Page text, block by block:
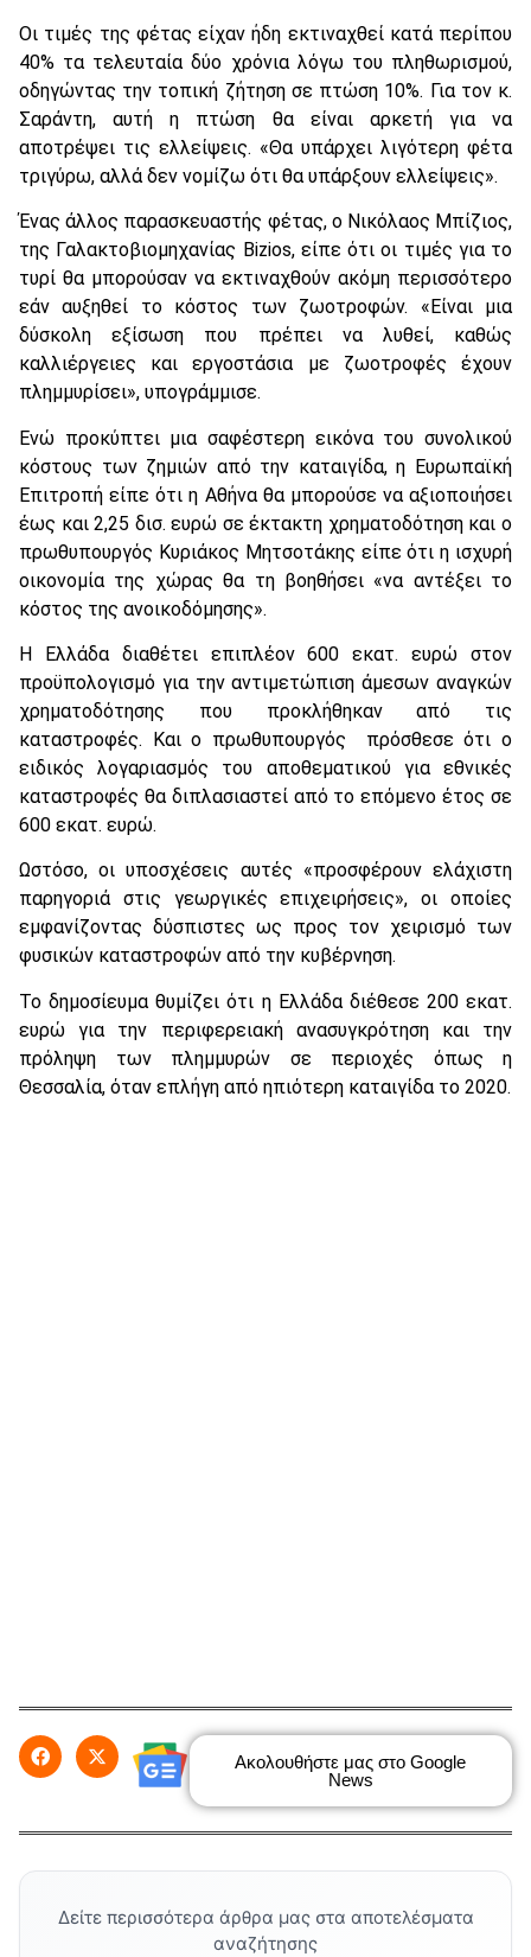
Οι τιμές της φέτας είχαν ήδη εκτιναχθεί κατά περίπου
40% τα τελευταία δύο χρόνια λόγω του πληθωρισμού,
οδηγώντας την τοπική ζήτηση σε πτώση 10%. Για τον κ.
Σαράντη, αυτή η πτώση θα είναι αρκετή για να
αποτρέψει τις ελλείψεις. «Θα υπάρχει λιγότερη φέτα
τριγύρω, αλλά δεν νομίζω ότι θα υπάρξουν ελλείψεις».
Ένας άλλος παρασκευαστής φέτας, ο Νικόλαος Μπίζιος,
της Γαλακτοβιομηχανίας Bizios, είπε ότι οι τιμές για το
τυρί θα μπορούσαν να εκτιναχθούν ακόμη περισσότερο
εάν αυξηθεί το κόστος των ζωοτροφών. «Είναι μια
δύσκολη εξίσωση που πρέπει να λυθεί, καθώς
καλλιέργειες και εργοστάσια με ζωοτροφές έχουν
πλημμυρίσει», υπογράμμισε.
Ενώ προκύπτει μια σαφέστερη εικόνα του συνολικού
κόστους των ζημιών από την καταιγίδα, η Ευρωπαϊκή
Επιτροπή είπε ότι η Αθήνα θα μπορούσε να αξιοποιήσει
έως και 2,25 δισ. ευρώ σε έκτακτη χρηματοδότηση και ο
πρωθυπουργός Κυριάκος Μητσοτάκης είπε ότι η ισχυρή
οικονομία της χώρας θα τη βοηθήσει «να αντέξει το
κόστος της ανοικοδόμησης».
Η Ελλάδα διαθέτει επιπλέον 600 εκατ. ευρώ στον
προϋπολογισμό για την αντιμετώπιση άμεσων αναγκών
χρηματοδότησης που προκλήθηκαν από τις
καταστροφές. Και ο πρωθυπουργός πρόσθεσε ότι ο
ειδικός λογαριασμός του αποθεματικού για εθνικές
καταστροφές θα διπλασιαστεί από το επόμενο έτος σε
600 εκατ. ευρώ.
Ωστόσο, οι υποσχέσεις αυτές «προσφέρουν ελάχιστη
παρηγοριά στις γεωργικές επιχειρήσεις», οι οποίες
εμφανίζοντας δύσπιστες ως προς τον χειρισμό των
φυσικών καταστροφών από την κυβέρνηση.
Το δημοσίευμα θυμίζει ότι η Ελλάδα διέθεσε 200 εκατ.
ευρώ για την περιφερειακή ανασυγκρότηση και την
πρόληψη των πλημμυρών σε περιοχές όπως η
Θεσσαλία, όταν επλήγη από ηπιότερη καταιγίδα το 2020.
Ακολουθήστε μας στο Google
News
Δείτε περισσότερα άρθρα μας στα αποτελέσματα
αναζήτησης